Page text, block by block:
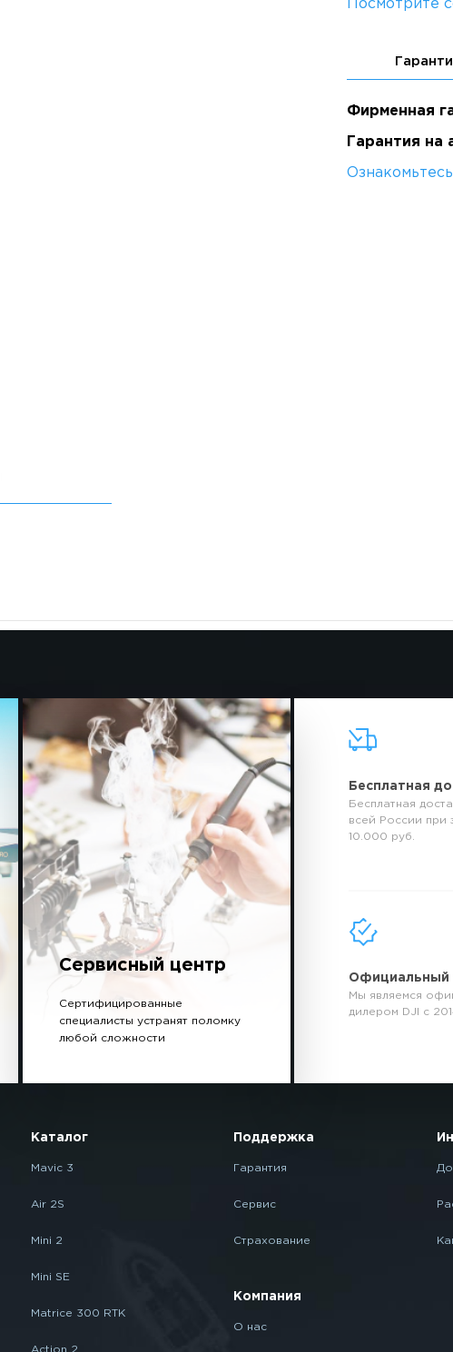
Посмотрите
Фирменная
Гарантия на
Сервисный центр
Сертифицированные
специалисты устранят поломку
любой сложности
Бесплатная
Бесплатная
всей России при
10.000 руб.
Официальный
Мы являемся
дилером DJI с
Каталог
Mavic 3
Air 2S
Mini 2
Mini SE
Matrice 300 RTK
Action 2
Поддержка
Гарантия
Сервис
Страхование
Компания
О нас